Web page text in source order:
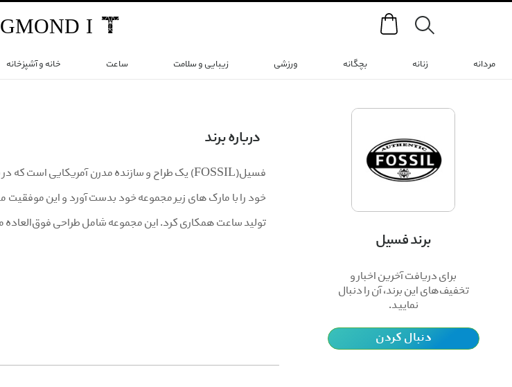
Search
MOND I
مردانه زنانه بچگانه ورزشی زیبایی و سلامت ساعت خانه و آشپزخانه
برند فسیل
برای دریافت آخرین اخبار و
تخفیف‌های این برند، آن را دنبال
نمایید.
دنبال کردن
درباره برند
تولید ساعت همکاری کرد. این مجموعه شامل طراحی